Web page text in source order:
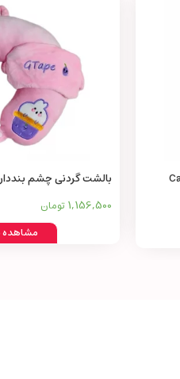
بالشت گردنی چشم
1,156,500 تومان